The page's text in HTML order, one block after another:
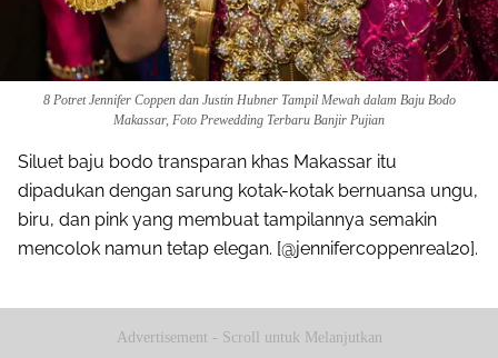
8 Potret Jennifer Coppen dan Justin Hubner Tampil Mewah dalam Baju Bodo
Makassar, Foto Prewedding Terbaru Banjir Pujian
Siluet baju bodo transparan khas Makassar itu
dipadukan dengan sarung kotak-kotak bernuansa ungu,
biru, dan pink yang membuat tampilannya semakin
mencolok namun tetap elegan. [@jennifercoppenreal20].
Advertisement - Scroll untuk Melanjutkan